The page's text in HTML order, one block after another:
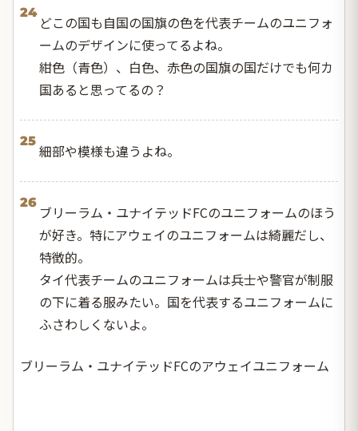
24
どこの国も自国の国旗の色を代表チームのユニフォ
ームのデザインに使ってるよね。
紺色（青色）、白色、赤色の国旗の国だけでも何カ
国あると思ってるの？
25
細部や模様も違うよね。
26
ブリーラム・ユナイテッドFCのユニフォームのほう
が好き。特にアウェイのユニフォームは綺麗だし、
特徴的。
タイ代表チームのユニフォームは兵士や警官が制服
の下に着る服みたい。国を代表するユニフォームに
ふさわしくないよ。
ブリーラム・ユナイテッドFCのアウェイユニフォーム